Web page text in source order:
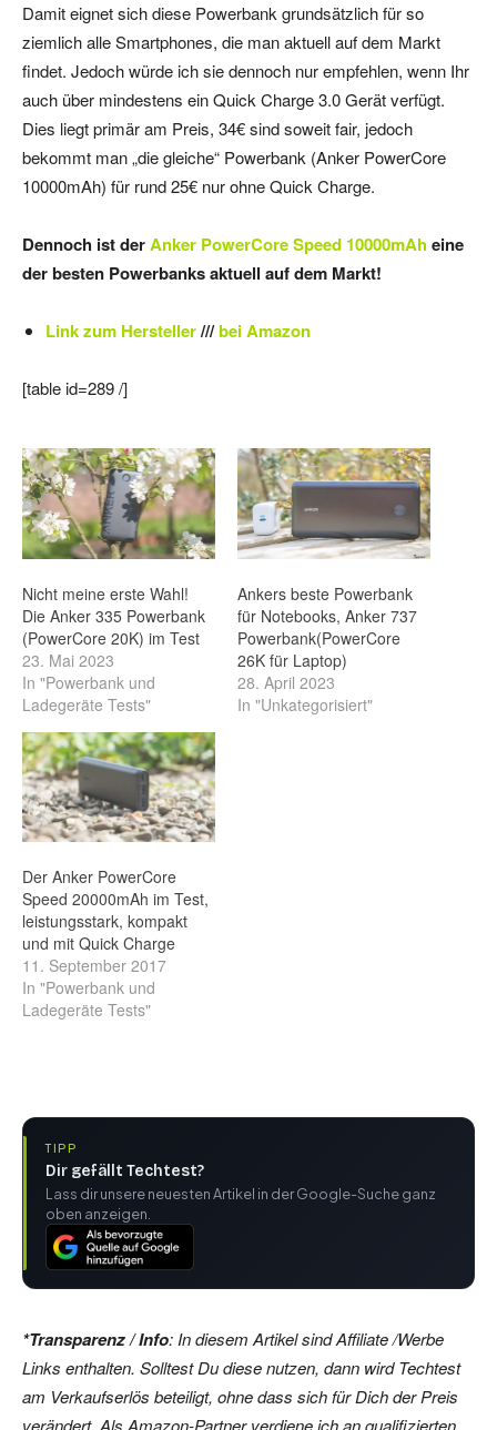
Damit eignet sich diese Powerbank grundsätzlich für so
ziemlich alle Smartphones, die man aktuell auf dem Markt
findet. Jedoch würde ich sie dennoch nur empfehlen, wenn Ihr
auch über mindestens ein Quick Charge 3.0 Gerät verfügt.
Dies liegt primär am Preis, 34€ sind soweit fair, jedoch
bekommt man „die gleiche“ Powerbank (Anker PowerCore
10000mAh) für rund 25€ nur ohne Quick Charge.
Dennoch ist derAnker PowerCore Speed 10000mAheine
der besten Powerbanks aktuell auf dem Markt!
Link zum Hersteller///bei Amazon
[table id=289 /]
Nicht meine erste Wahl!
Die Anker 335 Powerbank
(PowerCore 20K) im Test
23. Mai 2023
In "Powerbank und
Ladegeräte Tests"
Ankers beste Powerbank
für Notebooks, Anker 737
Powerbank(PowerCore
26K für Laptop)
28. April 2023
In "Unkategorisiert"
Der Anker PowerCore
Speed 20000mAh im Test,
leistungsstark, kompakt
und mit Quick Charge
11. September 2017
In "Powerbank und
Ladegeräte Tests"
TIPP
Dir gefällt Techtest?
Lass dir unsere neuesten Artikel in der Google-Suche ganz
oben anzeigen.
*Transparenz / Info: In diesem Artikel sind Affiliate /Werbe
Links enthalten. Solltest Du diese nutzen, dann wird Techtest
am Verkaufserlös beteiligt, ohne dass sich für Dich der Preis
verändert. Als Amazon-Partner verdiene ich an qualifizierten